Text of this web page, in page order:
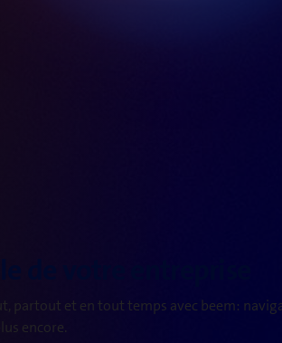
partout et en tout temps avec beem:
encore.